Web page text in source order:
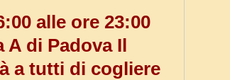
alle ore 23:00
A di Padova Il
a tutti di cogliere